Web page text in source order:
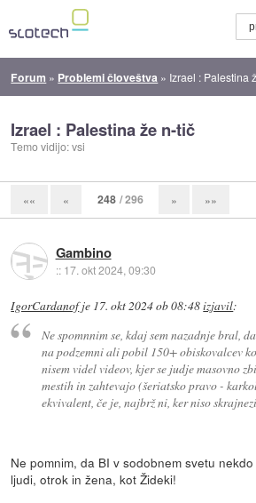
Forum » Problemi človeštva » Izrael : Palestina
Izrael : Palestina že n-tič
Temo vidijo: vsi
«« « 248 / 296 » »»
Gambino
:: 17. okt 2024, 09:30
IgorCardanofje 17. okt 2024 ob 08:48izjavil:
Ne spomnnim se, kdaj sem nazadnje bral,
na podzemni ali pobil 150+ obiskovalcev
nisem videl videov, kjer se judje masovno
mestih in zahtevajo (šeriatsko pravo -
ekvivalent, če je, najbrž ni, ker niso
Ne pomnim, da BI v sodobnem svetu
ljudi, otrok in žena, kot Žideki!